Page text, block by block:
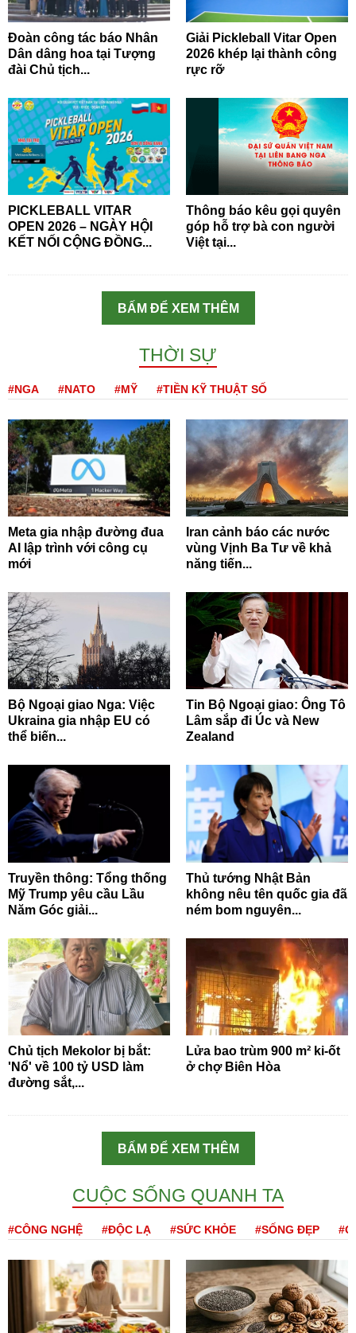
Đoàn công tác báo Nhân
Dân dâng hoa tại Tượng
đài Chủ tịch...
Giải Pickleball Vitar Open
2026 khép lại thành công
rực rỡ
PICKLEBALL VITAR
OPEN 2026 – NGÀY HỘI
KẾT NỐI CỘNG ĐỒNG...
Thông báo kêu gọi quyên
góp hỗ trợ bà con người
Việt tại...
BẤM ĐỂ XEM THÊM
THỜI SỰ
#NGA #NATO #MỸ #TIỀN KỸ THUẬT SỐ
Meta gia nhập đường đua
AI lập trình với công cụ
mới
Iran cảnh báo các nước
vùng Vịnh Ba Tư về khả
năng tiến...
Bộ Ngoại giao Nga: Việc
Ukraina gia nhập EU có
thể biến...
Tin Bộ Ngoại giao: Ông Tô
Lâm sắp đi Úc và New
Zealand
Truyền thông: Tổng thống
Mỹ Trump yêu cầu Lầu
Năm Góc giải...
Thủ tướng Nhật Bản
không nêu tên quốc gia đã
ném bom nguyên...
Chủ tịch Mekolor bị bắt:
'Nổ' về 100 tỷ USD làm
đường sắt,...
Lửa bao trùm 900 m² ki-ốt
ở chợ Biên Hòa
BẤM ĐỂ XEM THÊM
CUỘC SỐNG QUANH TA
#CÔNG NGHỆ #ĐỘC LẠ #SỨC KHỎE #SỐNG ĐẸP